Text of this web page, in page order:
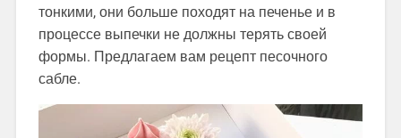
тонкими, они больше походят на печенье и в
процессе выпечки не должны терять своей
формы. Предлагаем вам рецепт песочного
сабле.